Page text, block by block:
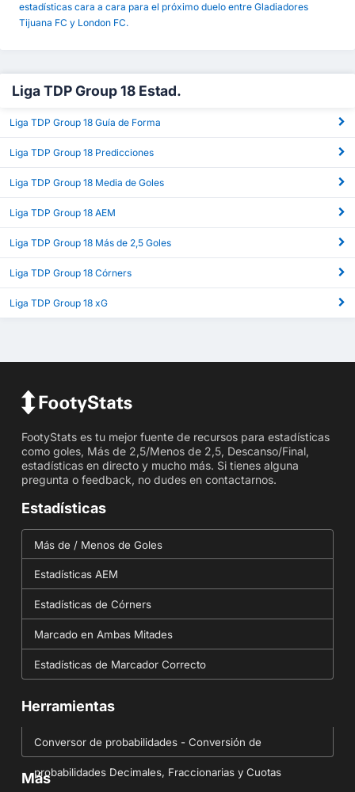
estadísticas cara a cara para el próximo duelo entre Gladiadores
Tijuana FC y London FC.
Liga TDP Group 18 Estad.
Liga TDP Group 18 Guía de Forma
Liga TDP Group 18 Predicciones
Liga TDP Group 18 Media de Goles
Liga TDP Group 18 AEM
Liga TDP Group 18 Más de 2,5 Goles
Liga TDP Group 18 Córners
Liga TDP Group 18 xG
FootyStats es tu mejor fuente de recursos para estadísticas
como goles, Más de 2,5/Menos de 2,5, Descanso/Final,
estadísticas en directo y mucho más. Si tienes alguna
pregunta o feedback, no dudes en contactarnos.
Estadísticas
Más de / Menos de Goles
Estadísticas AEM
Estadísticas de Córners
Marcado en Ambas Mitades
Estadísticas de Marcador Correcto
Herramientas
Conversor de probabilidades - Conversión de
probabilidades Decimales, Fraccionarias y Cuotas
Más